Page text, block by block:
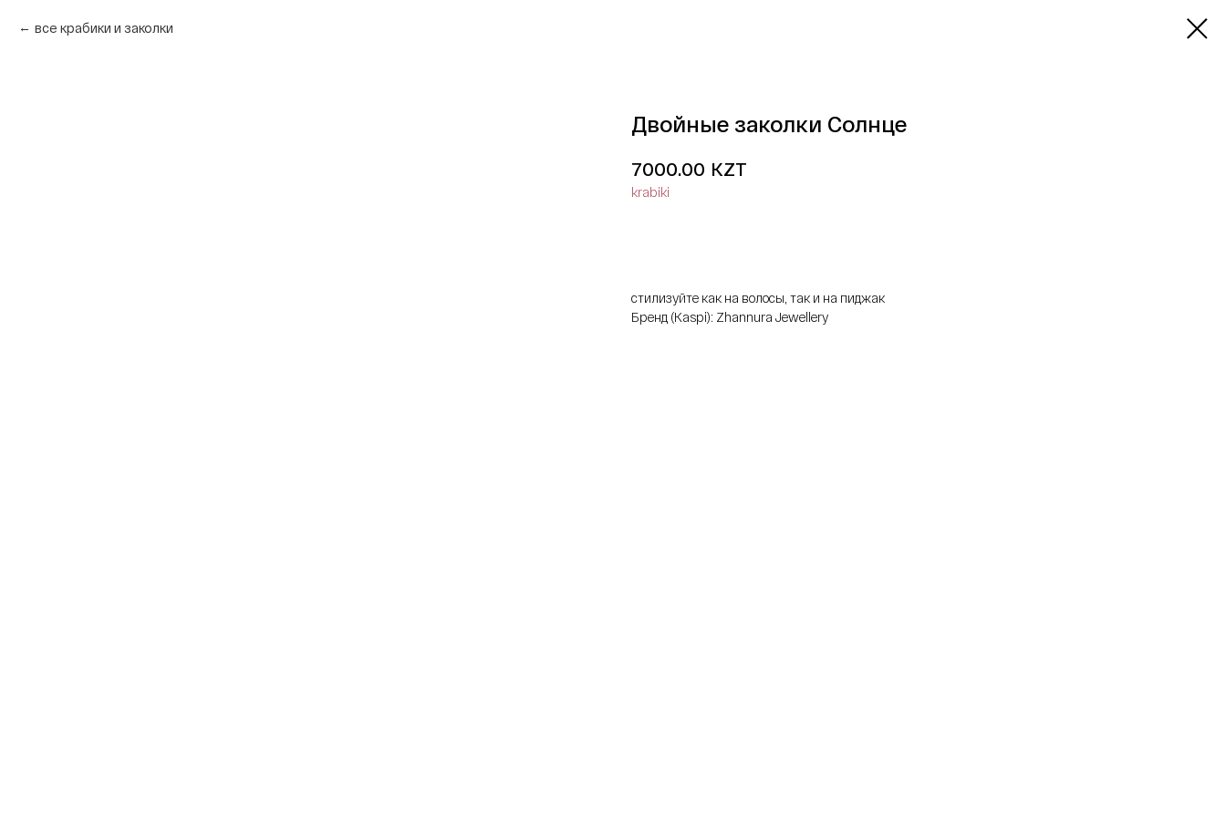
все крабики и заколки
Двойные заколки Солнце
7000.00 KZT
krabiki
стилизуйте как на волосы, так и на пиджак
Бренд (Kaspi): Zhannura Jewellery